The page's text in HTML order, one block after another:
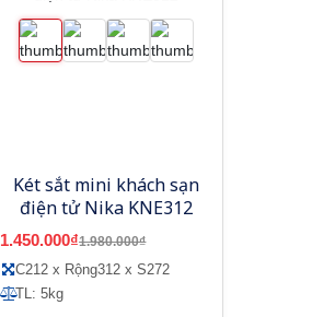
Két sắt mini khách sạn
điện tử Nika KNE312
1.450.000₫1.980.000₫
C212 x Rộng312 x S272
TL: 5kg